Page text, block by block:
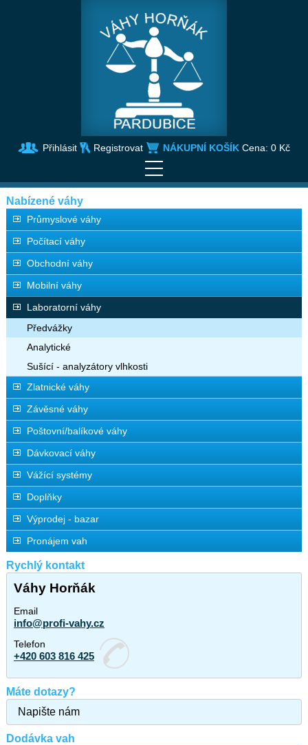
Přihlásit Registrovat NÁKUPNÍ KOŠÍK Cena: 0 Kč
Nabízené váhy
Průmyslové váhy
Počítací váhy
Obchodní váhy
Mobilní váhy
Laboratorní váhy
Předvážky
Analytické
Sušící - analyzátory vlhkosti
Zlatnické váhy
Závěsné váhy
Poštovní/balíkové váhy
Dávkovací váhy
Vážící systémy
Doplňky
Výprodej - bazar
Pronájem vah
Rychlý kontakt
Váhy Horňák
Email
info@profi-vahy.cz
Telefon
+420 603 816 425
Máte dotazy?
Napište nám
Dodávka vah